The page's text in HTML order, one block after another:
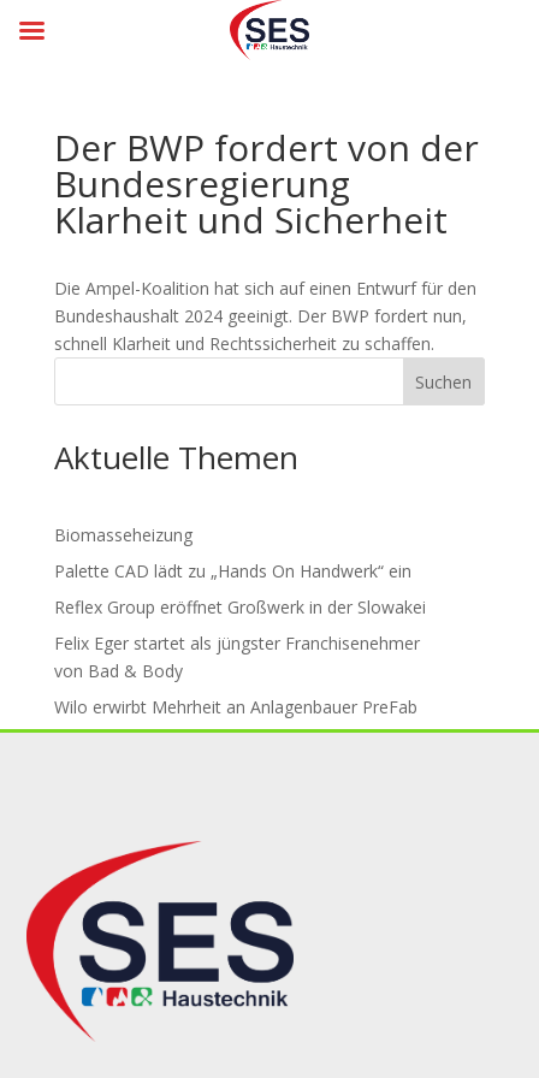
Der BWP fordert von der
Bundes­regierung
Klarheit und Sicherheit
Die Ampel-Koalition hat sich auf einen Entwurf für den
Bundeshaushalt 2024 geeinigt. Der BWP fordert nun,
schnell Klarheit und Rechtssicherheit zu schaffen.
Suchen
Aktuelle Themen
Biomasseheizung
Palette CAD lädt zu „Hands On Handwerk“ ein
Reflex Group er­öff­net Groß­werk in der Slo­wa­kei
Felix Eger startet als jüngster Fran­chise­neh­mer
von Bad & Body
Wilo erwirbt Mehr­heit an An­la­gen­bau­er PreFab